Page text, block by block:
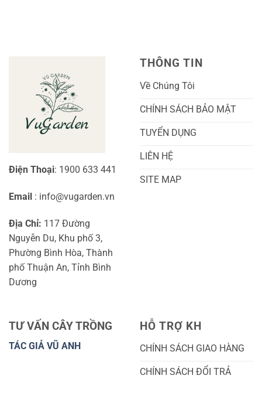
Cho
Người
Mới
Bắt
Đầu
Chi
Tiết
Và
Toàn
Diện
Điện Thoại: 1900 633 441
Email : info@vugarden.vn
Địa Chỉ: 117 Đường
Nguyễn Du, Khu phố 3,
Phường Bình Hòa, Thành
phố Thuận An, Tỉnh Bình
Dương
THÔNG TIN
Về Chúng Tôi
CHÍNH SÁCH BẢO MẬT
TUYỂN DỤNG
LIÊN HỆ
SITE MAP
TƯ VẤN CÂY TRỒNG
TÁC GIẢ VŨ ANH
HỖ TRỢ KH
CHÍNH SÁCH GIAO HÀNG
CHÍNH SÁCH ĐỔI TRẢ